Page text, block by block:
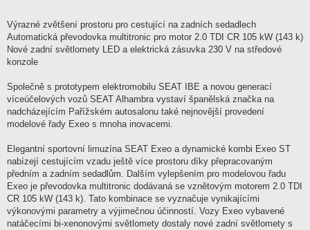
k
Výrazné zvětšení prostoru pro cestující na zadních sedadlech
Automatická převodovka multitronic pro motor 2.0 TDI CR 105 kW (143 k)
Nové zadní světlomety LED a elektrická zásuvka 230 V na středové
konzole
Společně s prototypem elektromobilu SEAT IBE a novou generací
víceúčelových vozů SEAT Alhambra vystaví španělská značka na
nadcházejícím Pařížském autosalonu také nejnovější provedení
modelové řady Exeo s mnoha inovacemi.
Elegantní sportovní limuzína SEAT Exeo a dynamické kombi Exeo ST
nabízejí cestujícím vzadu ještě více prostoru díky přepracovaným
předním a zadním sedadlům. Dalším vylepšením pro modelovou řadu
Exeo je převodovka multitronic dodávaná se vznětovým motorem 2.0 TDI
CR 105 kW (143 k). Tato kombinace se vyznačuje vynikajícími
výkonovými parametry a výjimečnou účinností. Vozy Exeo vybavené
natáčecími bi-xenonovými světlomety dostaly nové zadní světlomety s